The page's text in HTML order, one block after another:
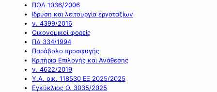
ΠΟΛ 1036/2006
Ιδρυση και λειτουργία εργοταξίων
ν. 4399/2016
Οικονομικοί φορείς
ΠΔ 334/1994
Παράβολο προσφυγής
Κριτήρια Επιλογής και Ανάθεσης
ν. 4622/2019
Υ.Α. οικ. 118530 ΕΞ 2025/2025
Εγκύκλιος Ο. 3035/2025